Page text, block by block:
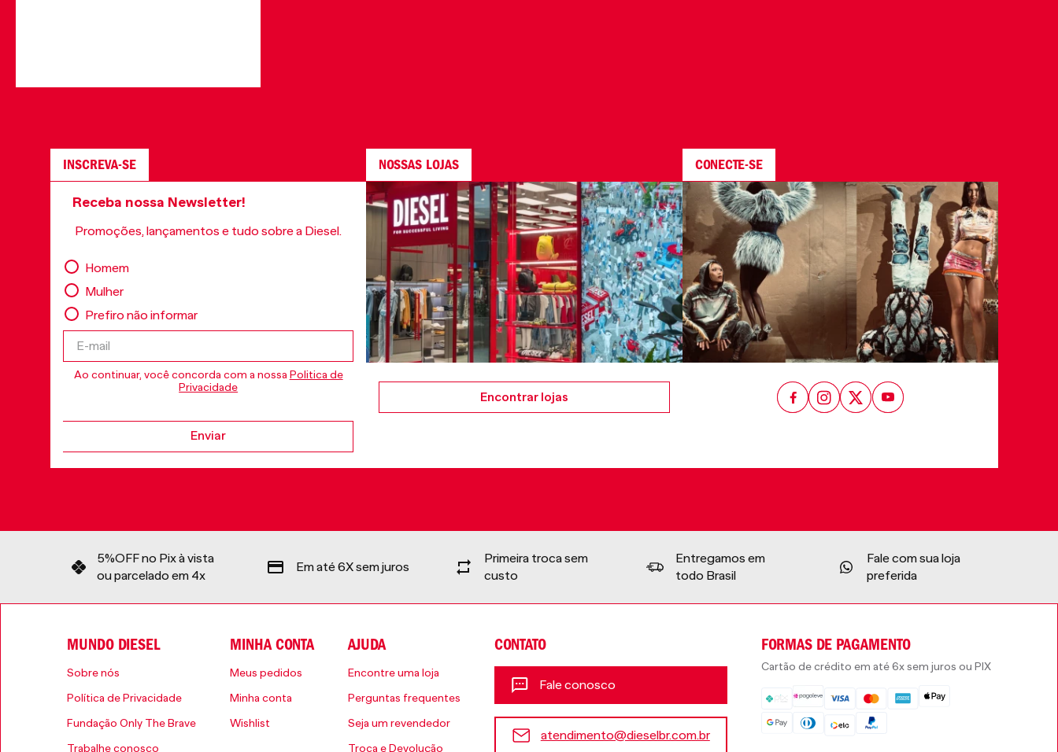
INSCREVA-SE
Receba nossa Newsletter!
Promoções, lançamentos e tudo sobre a Diesel.
Homem
Mulher
Prefiro não informar
Ao continuar, você concorda com a nossa Politica de
Privacidade
Enviar
NOSSAS LOJAS
Encontrar lojas
CONECTE-SE
5%OFF no Pix à vista
ou parcelado em 4x
Em até 6X sem juros
Primeira troca sem
custo
Entregamos em
todo Brasil
Fale com sua loja
preferida
MUNDO DIESEL
Sobre nós
Política de Privacidade
Fundação Only The Brave
Trabalhe conosco
MINHA CONTA
Meus pedidos
Minha conta
Wishlist
AJUDA
Encontre uma loja
Perguntas frequentes
Seja um revendedor
Troca e Devolução
CONTATO
Fale conosco
atendimento@dieselbr.com.br
FORMAS DE PAGAMENTO
Cartão de crédito em até 6x sem juros ou PIX